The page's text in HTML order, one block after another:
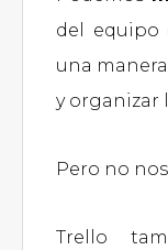
del equipo
una
y organizar
Pero no
Trello